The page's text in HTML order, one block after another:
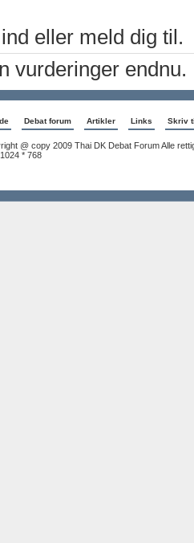
eller meld dig til.
vurderinger endnu.
Debat forum Artikler Links Skriv
@ copy 2009 Thai DK Debat Forum Alle
* 768